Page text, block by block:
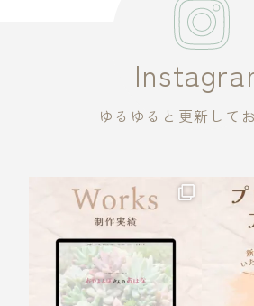
ゆるゆると更新して